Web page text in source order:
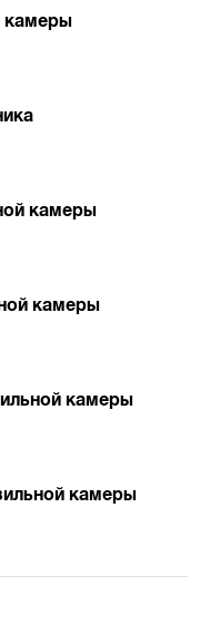
камеры
камеры
камеры
камеры
камеры